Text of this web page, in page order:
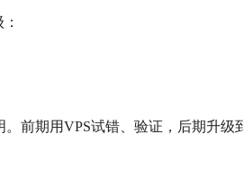
前期用VPS试错、验证，后期升级